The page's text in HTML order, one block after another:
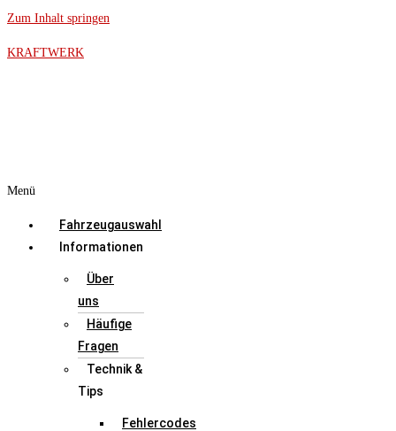
Zum Inhalt springen
KRAFTWERK
Menü
Fahrzeugauswahl
Informationen
Über
uns
Häufige
Fragen
Technik &
Tips
Fehlercodes